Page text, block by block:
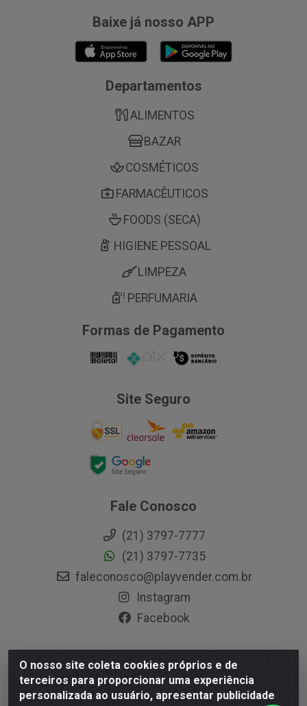
O nosso site coleta cookies próprios e de
terceiros para proporcionar uma experiência
personalizada ao usuário, apresentar publicidade
Baixe já nosso APP
Departamentos
ALIMENTOS
BAZAR
COSMÉTICOS
FARMACÊUTICOS
FOODS (SECA)
HIGIENE PESSOAL
LIMPEZA
PERFUMARIA
Formas de Pagamento
Site Seguro
Fale Conosco
(21) 3797-7777
(21) 3797-7735
faleconosco@playvender.com.br
Instagram
Facebook
Playvender Distribuidora - Avenida Ana Dantas, 183-
Xerém - Duque de Caxias / RJ - CEP 25250-415 - CNPJ
05.762.204/0001-83